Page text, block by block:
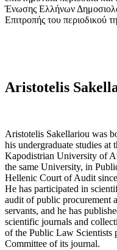
Ένωσης Ελλήνων
Επιτροπής του περιοδικού
Aristotelis
Aristotelis Sakellariou was
his undergraduate studies
Kapodistrian University of
the same University, in
Hellenic Court of Audit
He has participated in
audit of public procurement
servants, and he has
scientific journals and
of the Public Law Scientists
Committee of its journal.